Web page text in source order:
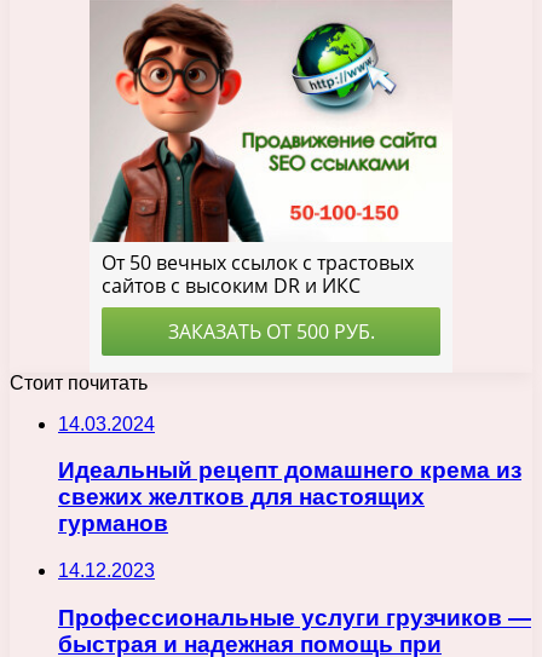
Стоит почитать
14.03.2024
Идеальный рецепт домашнего крема из
свежих желтков для настоящих
гурманов
14.12.2023
Профессиональные услуги грузчиков —
быстрая и надежная помощь при